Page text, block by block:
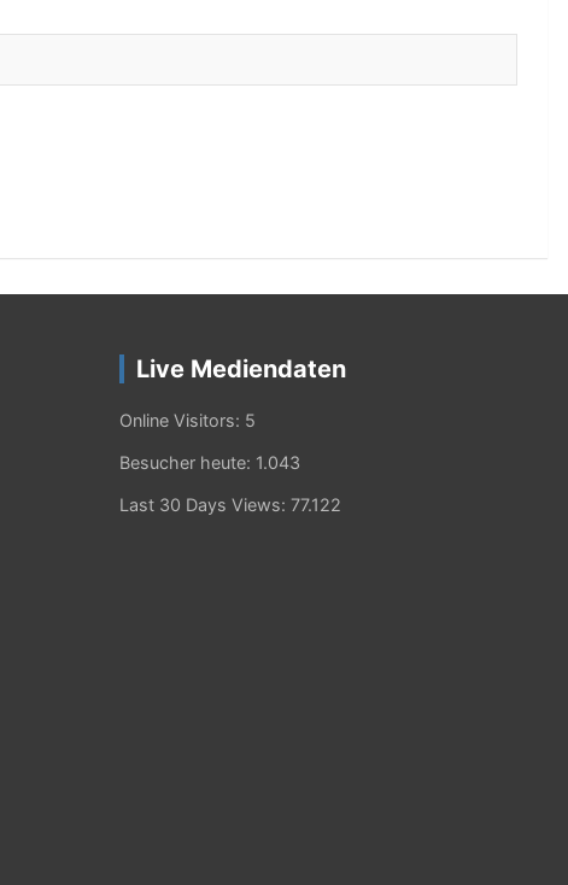
Live Mediendaten
Online Visitors: 5
Besucher heute: 1.043
Last 30 Days Views: 77.122